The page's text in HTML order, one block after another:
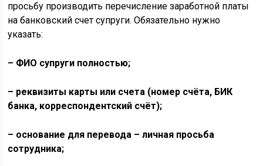
просьбу производить перечисление заработной платы
на банковский счет супруги. Обязательно нужно
указать:
– ФИО супруги полностью;
– реквизиты карты или счета (номер счёта, БИК
банка, корреспондентский счёт);
– основание для перевода – личная просьба
сотрудника;